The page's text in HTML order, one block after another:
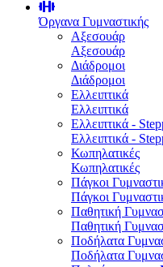
Όργανα Γυμναστικής
Αξεσουάρ
Αξεσουάρ
Διάδρομοι
Διάδρομοι
Ελλειπτικά
Ελλειπτικά
Ελλειπτικά -
Ελλειπτικά -
Κωπηλατικές
Κωπηλατικές
Πάγκοι
Πάγκοι
Παθητική
Παθητική
Ποδήλατα
Ποδήλατα